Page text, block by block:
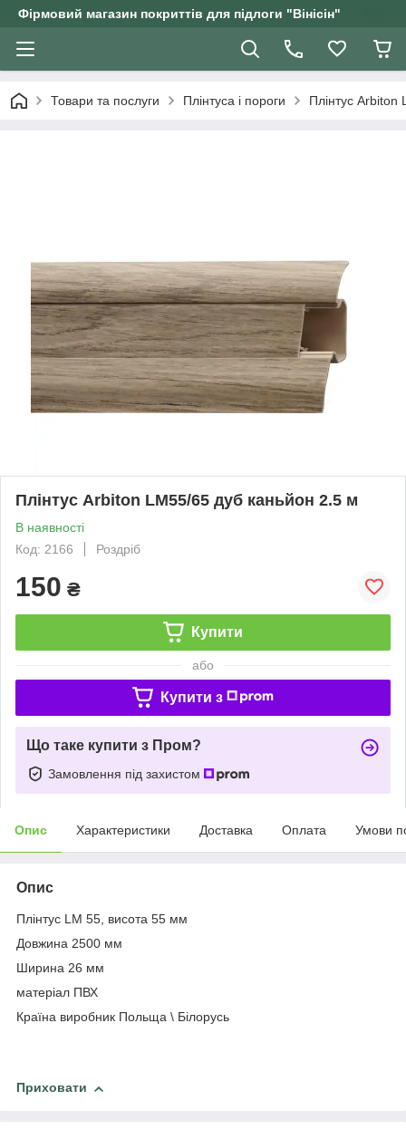
Фірмовий магазин покриттів для підлоги "Вінісін"
Товари та послуги Плінтуса і пороги Плінтус Arbiton
Плінтус Arbiton LM55/65 дуб каньйон 2.5 м
В наявності
Код: 2166
Роздріб
150 ₴
Купити
або
Купити з
Що таке купити з Пром?
Замовлення під захистом
Опис Характеристики Доставка Оплата Умови
Опис
Плінтус LM 55, висота 55 мм
Довжина 2500 мм
Ширина 26 мм
матеріал ПВХ
Країна виробник Польща \ Білорусь
Приховати